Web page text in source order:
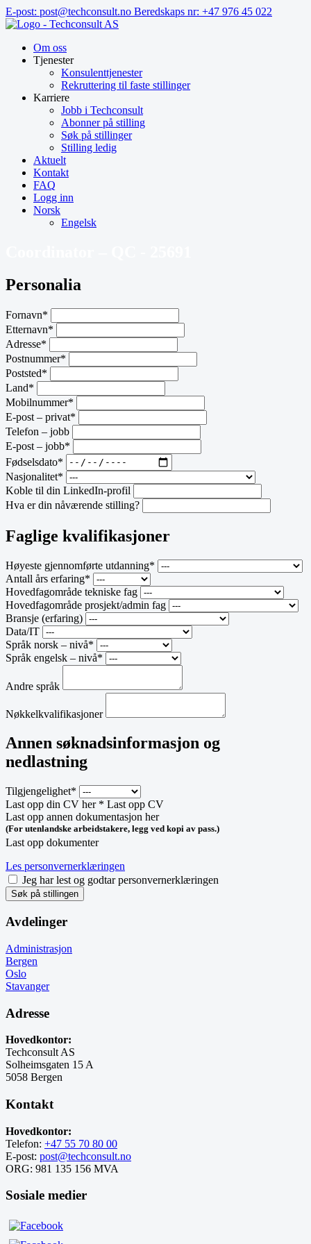
Hopp
til
E-post: post@techconsult.no Beredskaps nr: +47 976 45 022
Om oss
Tjenester
Konsulenttjenester
Rekruttering til faste stillinger
Karriere
Jobb i Techconsult
Abonner på stilling
Søk på stillinger
Stilling ledig
Aktuelt
Kontakt
FAQ
Logg inn
Norsk
Engelsk
Personalia
Fornavn*
Etternavn*
Adresse*
Postnummer*
Poststed*
Land*
Mobilnummer*
E-post – privat*
Telefon – jobb
E-post – jobb*
Fødselsdato*
Nasjonalitet*
Koble til din LinkedIn-profil
Hva er din nåværende stilling?
Faglige kvalifikasjoner
Høyeste gjennomførte utdanning*
Antall års erfaring*
Hovedfagområde tekniske fag
Hovedfagområde prosjekt/admin fag
Bransje (erfaring)
Data/IT
Språk norsk – nivå*
Språk engelsk – nivå*
Andre språk
Nøkkelkvalifikasjoner
Annen søknadsinformasjon og
nedlastning
Tilgjengelighet*
Last opp din CV her * Last opp CV
Last opp annen dokumentasjon her
(For utenlandske arbeidstakere, legg ved kopi av pass.)
Last opp dokumenter
Les personvernerklæringen
Jeg har lest og godtar personvernerklæringen
Søk på stillingen
Avdelinger
Administrasjon
Bergen
Oslo
Stavanger
Adresse
Hovedkontor:
Techconsult AS
Solheimsgaten 15 A
5058 Bergen
Kontakt
Hovedkontor:
Telefon: +47 55 70 80 00
E-post: post@techconsult.no
ORG: 981 135 156 MVA
Sosiale medier